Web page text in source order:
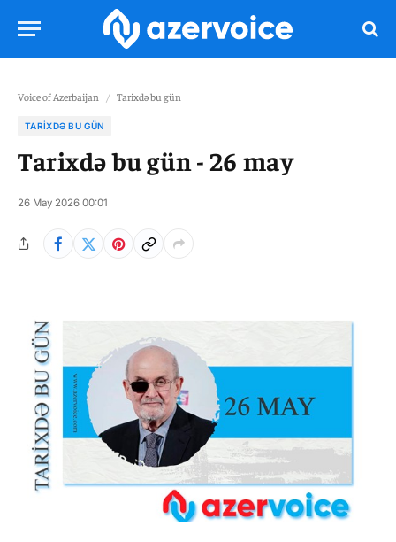
Voice of Azerbaijan / Tarixdə bu gün
TARIXDƏ BU GÜN
Tarixdə bu gün - 26 may
26 May 2026 00:01